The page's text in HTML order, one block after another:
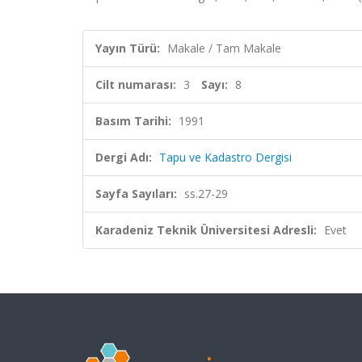
Yayın Türü: Makale / Tam Makale
Cilt numarası: 3 Sayı: 8
Basım Tarihi: 1991
Dergi Adı: Tapu ve Kadastro Dergisi
Sayfa Sayıları: ss.27-29
Karadeniz Teknik Üniversitesi Adresli: Evet